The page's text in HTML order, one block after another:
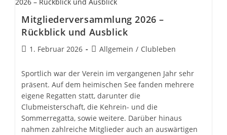
Mitgliederversammlung 2026 –
Rückblick und Ausblick
Beitrag
1. Februar 2026
Beitrags-
Allgemein / Clubleben
Sportlich war der Verein im vergangenen Jahr sehr
präsent. Auf dem heimischen See fanden mehrere
eigene Regatten statt, darunter die
Clubmeisterschaft, die Kehrein- und die
Sommerregatta, sowie weitere. Darüber hinaus
nahmen zahlreiche Mitglieder auch an auswärtigen